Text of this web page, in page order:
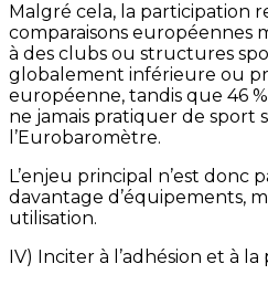
Malgré cela, la participation
comparaisons européennes
à des clubs ou structures
globalement inférieure ou
européenne, tandis que 46
ne jamais pratiquer de sport
l’Eurobaromètre.
L’enjeu principal n’est donc
davantage d’équipements,
utilisation.
IV) Inciter à l’adhésion et à